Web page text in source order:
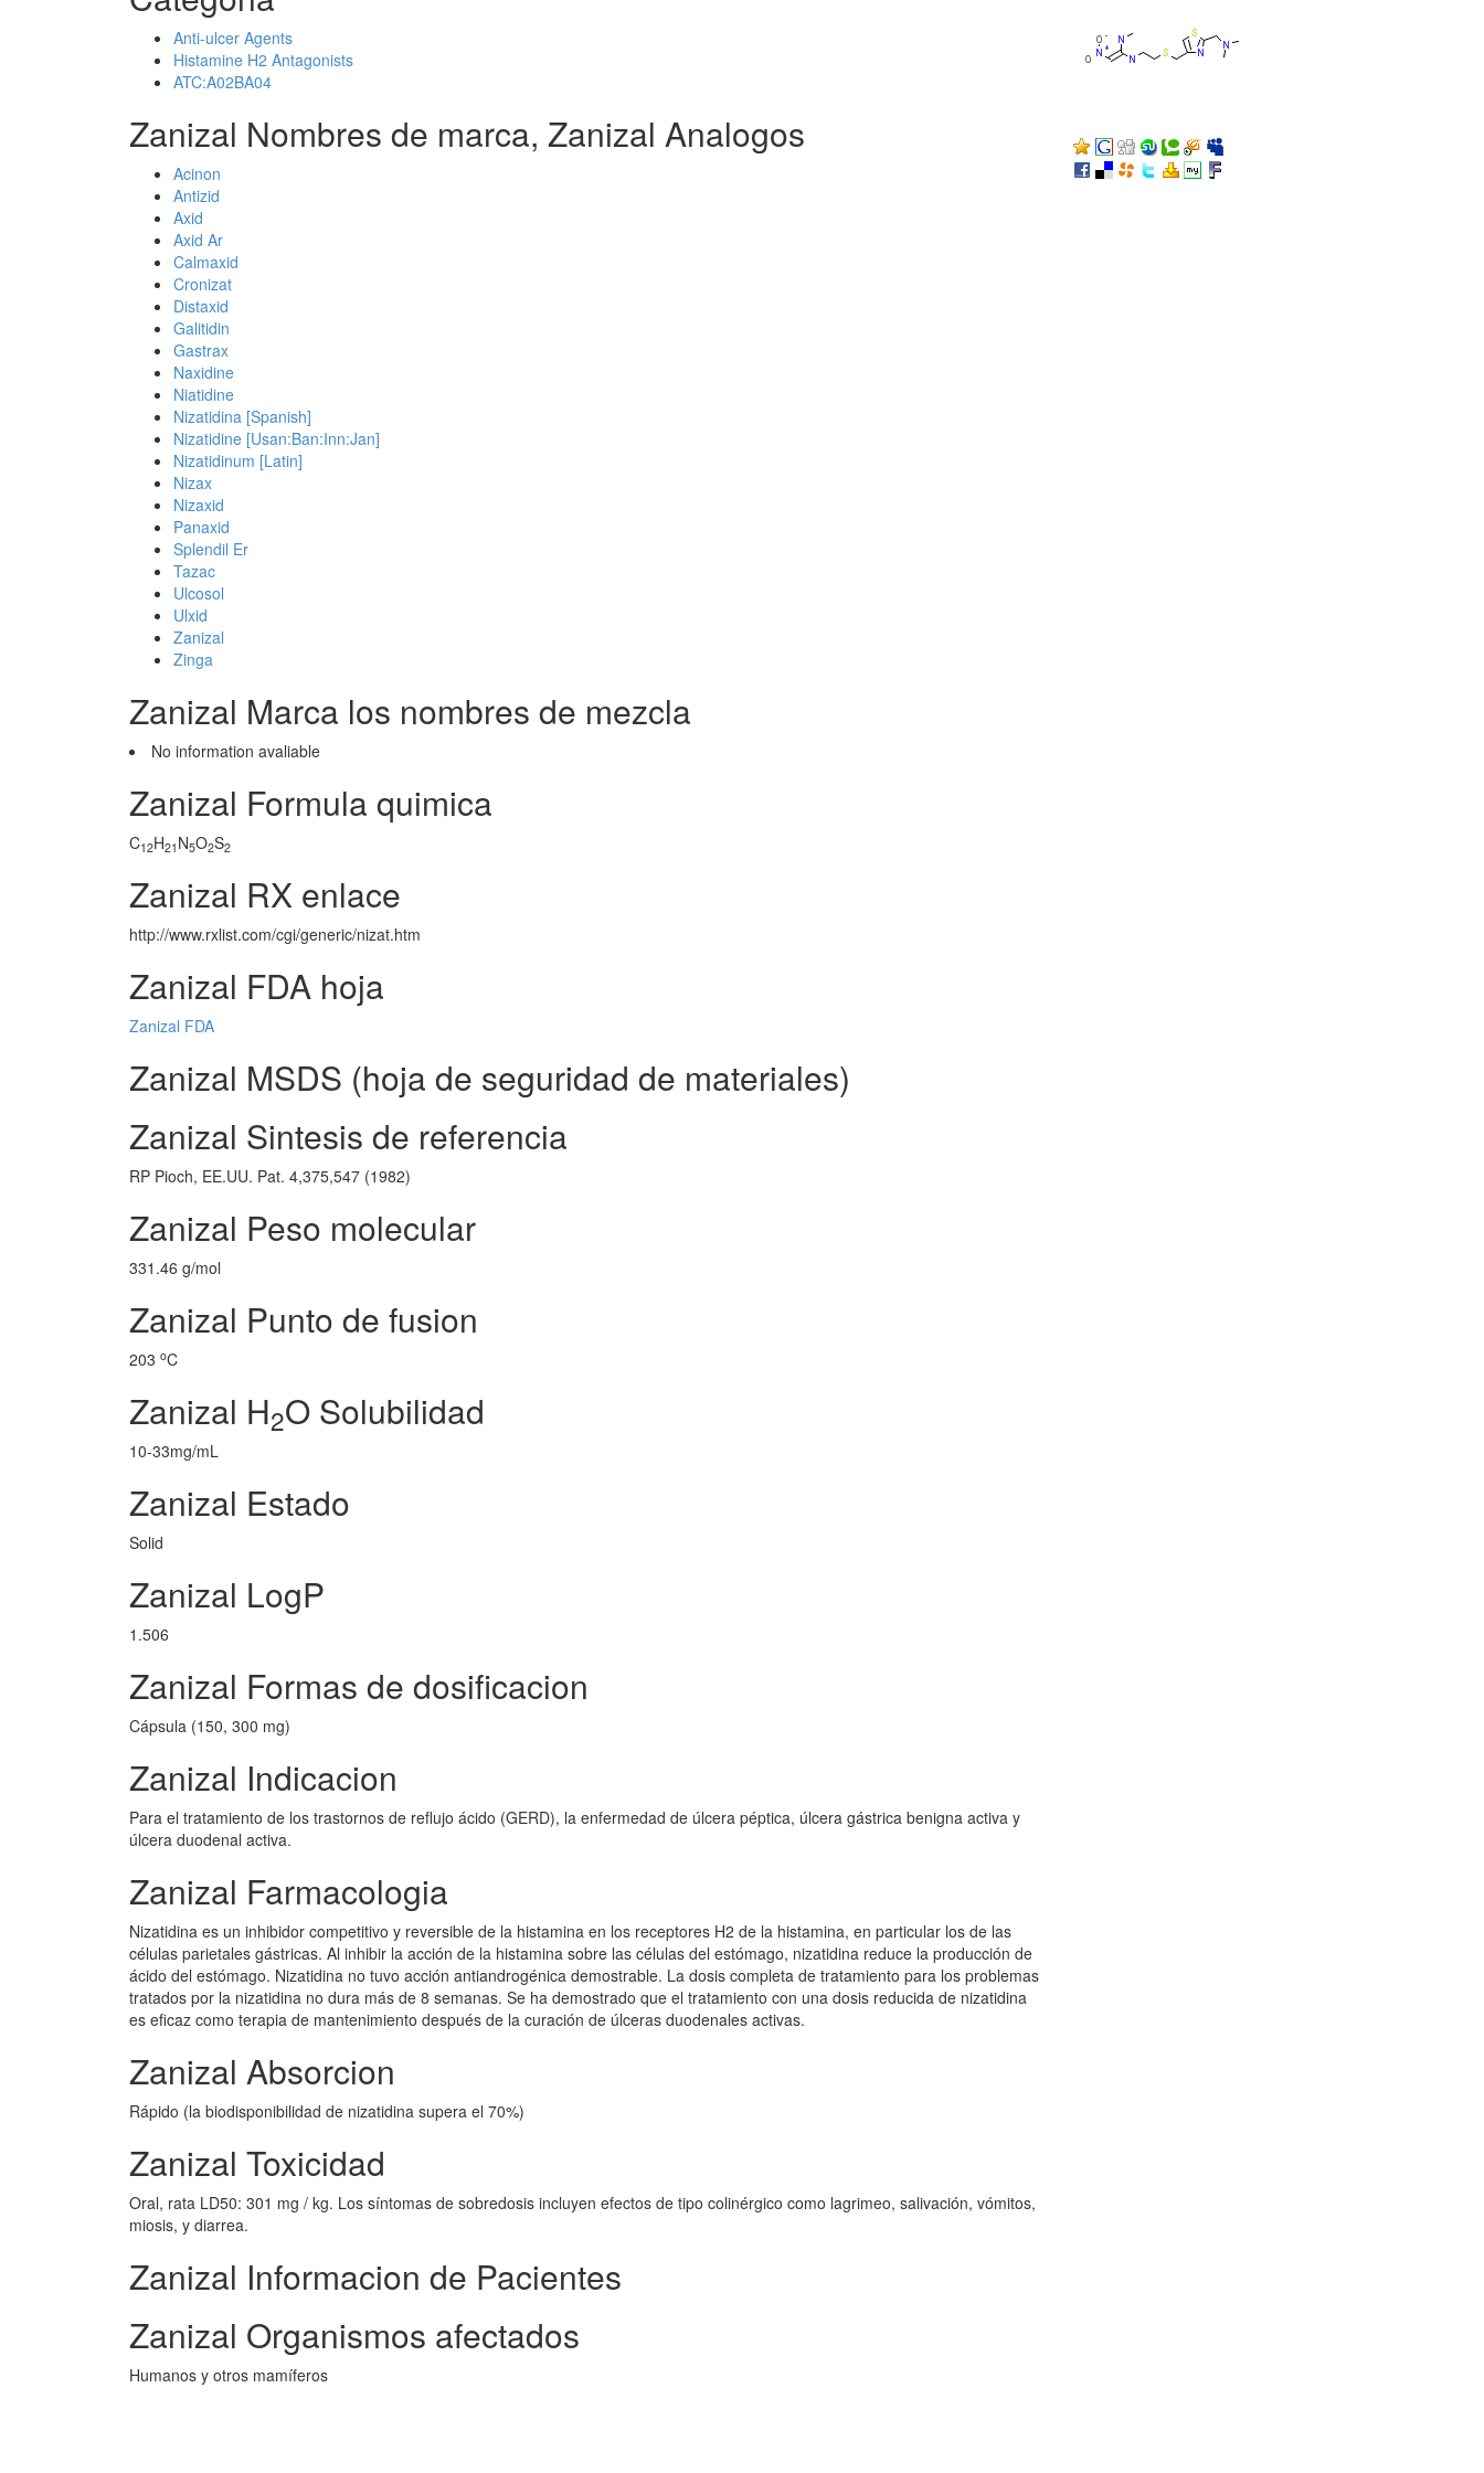
Anti-ulcer Agents
Histamine H2 Antagonists
ATC:A02BA04
Zanizal Nombres de marca, Zanizal Analogos
Acinon
Antizid
Axid
Axid Ar
Calmaxid
Cronizat
Distaxid
Galitidin
Gastrax
Naxidine
Niatidine
Nizatidina [Spanish]
Nizatidine [Usan:Ban:Inn:Jan]
Nizatidinum [Latin]
Nizax
Nizaxid
Panaxid
Splendil Er
Tazac
Ulcosol
Ulxid
Zanizal
Zinga
Zanizal Marca los nombres de mezcla
No information avaliable
Zanizal Formula quimica
C12H21 N5O2S2
Zanizal RX enlace
http://www.rxlist.com/cgi/generic/nizat.htm
Zanizal FDA hoja
Zanizal FDA
Zanizal MSDS (hoja de seguridad de materiales)
Zanizal Sintesis de referencia
RP Pioch, EE.UU. Pat. 4,375,547 (1982)
Zanizal Peso molecular
331.46 g/mol
Zanizal Punto de fusion
203 oC
Zanizal H2O Solubilidad
10-33mg/mL
Zanizal Estado
Solid
Zanizal LogP
1.506
Zanizal Formas de dosificacion
Cápsula (150, 300 mg)
Zanizal Indicacion
Para el tratamiento de los trastornos de reflujo ácido (GERD), la enfermedad de úlcera péptica, úlcera gástrica benigna activa y
úlcera duodenal activa.
Zanizal Farmacologia
Nizatidina es un inhibidor competitivo y reversible de la histamina en los receptores H2 de la histamina, en particular los de las
células parietales gástricas. Al inhibir la acción de la histamina sobre las células del estómago, nizatidina reduce la producción de
ácido del estómago. Nizatidina no tuvo acción antiandrogénica demostrable. La dosis completa de tratamiento para los problemas
tratados por la nizatidina no dura más de 8 semanas. Se ha demostrado que el tratamiento con una dosis reducida de nizatidina
es eficaz como terapia de mantenimiento después de la curación de úlceras duodenales activas.
Zanizal Absorcion
Rápido (la biodisponibilidad de nizatidina supera el 70%)
Zanizal Toxicidad
Oral, rata LD50: 301 mg / kg. Los síntomas de sobredosis incluyen efectos de tipo colinérgico como lagrimeo, salivación, vómitos,
miosis, y diarrea.
Zanizal Informacion de Pacientes
Zanizal Organismos afectados
Humanos y otros mamíferos